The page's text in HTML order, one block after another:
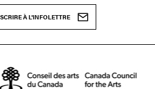
À L'INFOLETTRE